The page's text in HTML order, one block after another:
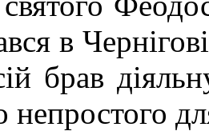
в
брав
непростого